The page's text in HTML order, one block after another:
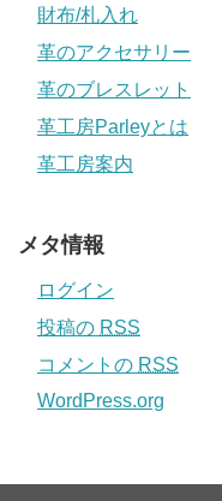
財布/札入れ
革のアクセサリー
革のブレスレット
革工房Parleyとは
革工房案内
メタ情報
ログイン
投稿の RSS
コメントの RSS
WordPress.org